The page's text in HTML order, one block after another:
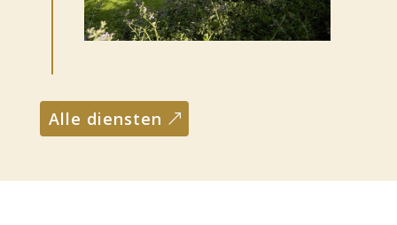
alle diensten